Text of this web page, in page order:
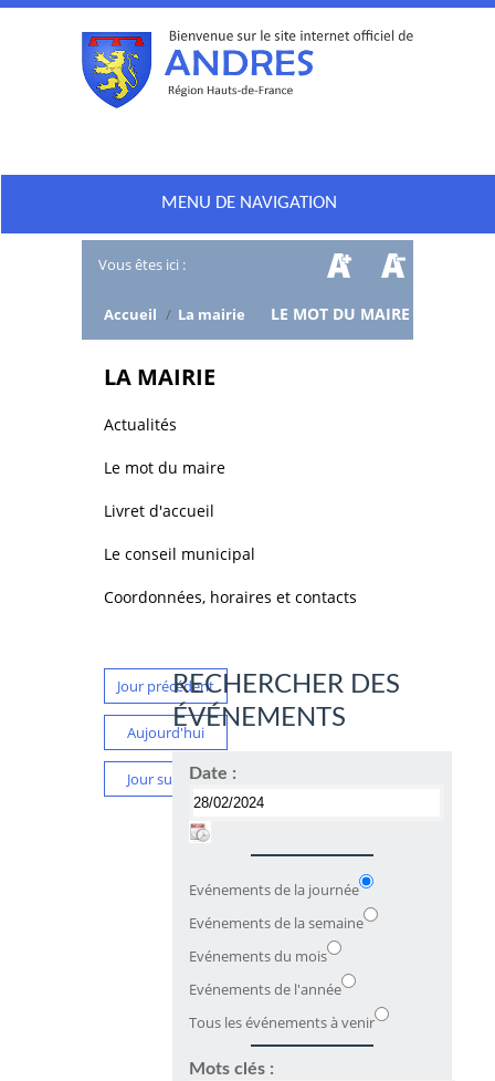
MENU DE NAVIGATION
Vous êtes ici :
Accueil / La mairie LE MOT DU MAIRE
LA MAIRIE
Actualités
Le mot du maire
Livret d'accueil
Le conseil municipal
Coordonnées, horaires et contacts
Jour précédent
Aujourd'hui
Jour suivant
RECHERCHER DES
ÉVÉNEMENTS
Date :
Evénements de la journée
Evénements de la semaine
Evénements du mois
Evénements de l'année
Tous les événements à venir
Mots clés :